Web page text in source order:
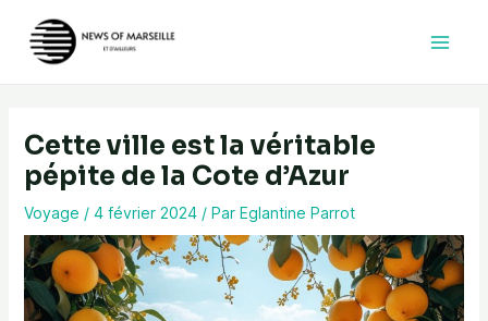
contenu
Cette ville est la véritable
pépite de la Cote d’Azur
Voyage / 4 février 2024 / Par Eglantine Parrot